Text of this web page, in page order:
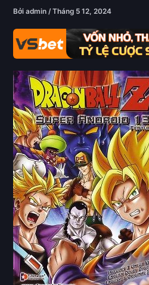
Bởiadmin/Tháng 5 12, 2024